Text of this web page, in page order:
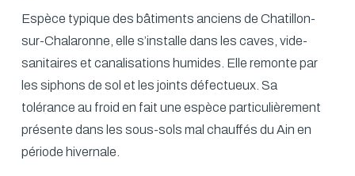
Espèce typique des bâtiments anciens de Chatillon-
sur-Chalaronne, elle s’installe dans les caves, vide-
sanitaires et canalisations humides. Elle remonte par
les siphons de sol et les joints défectueux. Sa
tolérance au froid en fait une espèce particulièrement
présente dans les sous-sols mal chauffés du Ain en
période hivernale.